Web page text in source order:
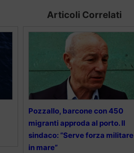
Articoli Correlati
Pozzallo, barcone con 450
migranti approda al porto. Il
sindaco: “Serve forza militare
in mare”